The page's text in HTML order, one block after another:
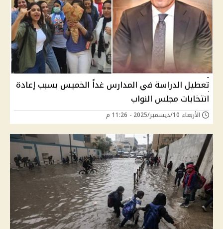
تعطيل الدراسة في المدارس غداً الخميس بسبب إعادة
انتخابات مجلس النواب
الأربعاء 10/ديسمبر/2025 - 11:26 م